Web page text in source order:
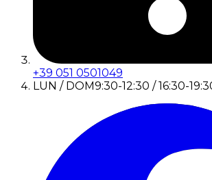
+39 051 0501049
LUN / DOM9:30-12:30 / 16:30-